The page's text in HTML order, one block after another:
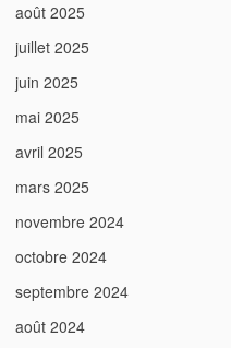
août 2025
juillet 2025
juin 2025
mai 2025
avril 2025
mars 2025
novembre 2024
octobre 2024
septembre 2024
août 2024